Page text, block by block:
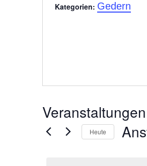
Kategorien: Gedern
Heute